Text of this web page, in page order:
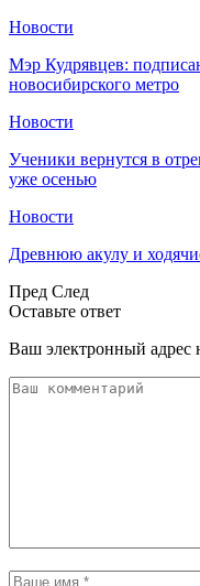
Новости
Мэр Кудрявцев:
новосибирского метро
Новости
Ученики вернутся в
уже осенью
Новости
Древнюю акулу и
Пред След
Оставьте ответ
Ваш электронный адрес